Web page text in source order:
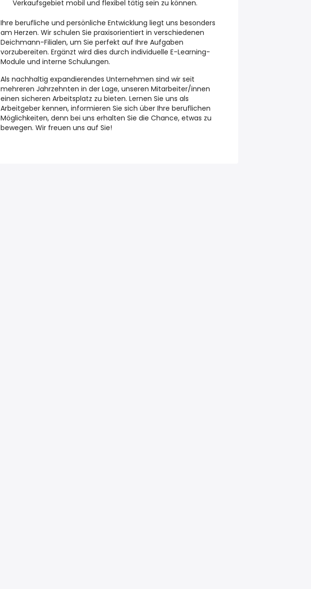
Verkaufsgebiet mobil und flexibel tätig sein zu können.
Ihre berufliche und persönliche Entwicklung liegt uns besonders
am Herzen. Wir schulen Sie praxisorientiert in verschiedenen
Deichmann-Filialen, um Sie perfekt auf Ihre Aufgaben
vorzubereiten. Ergänzt wird dies durch individuelle E-Learning-
Module und interne Schulungen.
Als nachhaltig expandierendes Unternehmen sind wir seit
mehreren Jahrzehnten in der Lage, unseren Mitarbeiter/innen
einen sicheren Arbeitsplatz zu bieten. Lernen Sie uns als
Arbeitgeber kennen, informieren Sie sich über Ihre beruflichen
Möglichkeiten, denn bei uns erhalten Sie die Chance, etwas zu
bewegen. Wir freuen uns auf Sie!